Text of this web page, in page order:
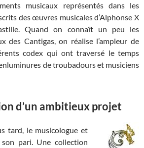
musicaux représentés dans les
des œuvres musicales d’Alphonse X
Quand on connaît un peu les
des Cantigas, on réalise l’ampleur de
codex qui ont traversé le temps
de troubadours et musiciens
d’un ambitieux projet
tard, le musicologue et
pari. Une collection